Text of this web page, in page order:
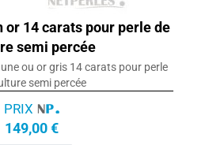
or 14 carats pour perle de
semi percée
ou or gris 14 carats pour perle
semi percée
PRIX
149,00 €